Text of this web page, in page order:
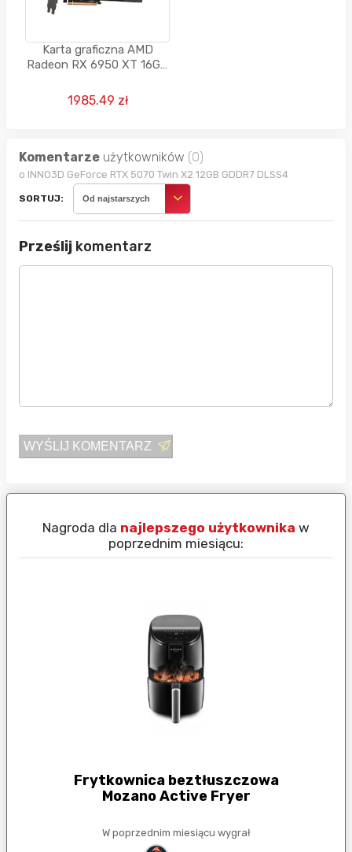
Karta graficzna AMD
Radeon RX 6950 XT 16GB
1985.49 zł
Komentarze użytkowników (0)
o INNO3D GeForce RTX 5070 Twin X2 12GB GDDR7 DLSS4
SORTUJ: Od najstarszych
Prześlij komentarz
WYŚLIJ KOMENTARZ
Nagroda dla najlepszego użytkownika w
poprzednim miesiącu:
Frytkownica beztłuszczowa
Mozano Active Fryer
W poprzednim miesiącu wygrał